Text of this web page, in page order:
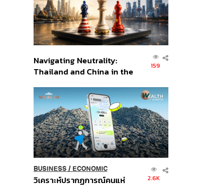
Navigating Neutrality:
Thailand and China in the
Order
159
BUSINESS/ ECONOMIC
วิเคราะห์ปรากฏการณ์คนแห่ 2.6K